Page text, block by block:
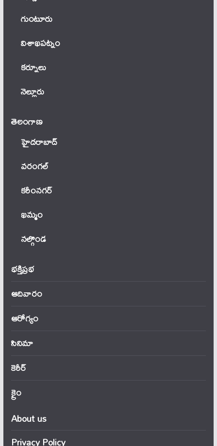
గుంటూరు
విశాఖపట్నం
కర్నూలు
నెల్లూరు
తెలంగాణ‌
హైదరాబాద్
వ‌రంగ‌ల్
కరీంనగర్
ఖ‌మ్మం
నల్గొండ
భక్తిప్రభ
ఆదివారం
ఆరోగ్యం
సినిమా
కెరీర్
క్రైం
About us
Privacy Policy